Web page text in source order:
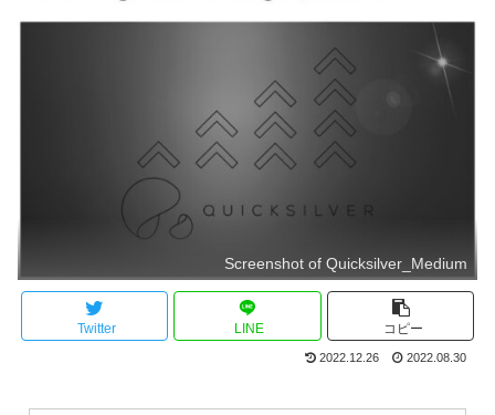
Screenshot of Quicksilver_Medium
Twitter LINE コピー
2022.12.26 2022.08.30